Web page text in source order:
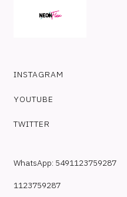
INSTAGRAM
YOUTUBE
TWITTER
WhatsApp: 5491123759287
1123759287